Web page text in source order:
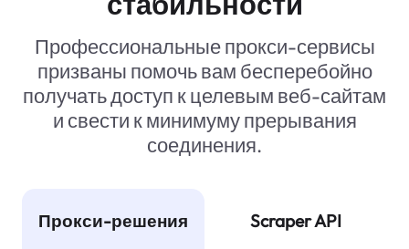
Профессиональные прокси-сервисы
призваны помочь вам бесперебойно
получать доступ к целевым веб-сайтам
и свести к минимуму прерывания
соединения.
Прокси-решения Scraper API